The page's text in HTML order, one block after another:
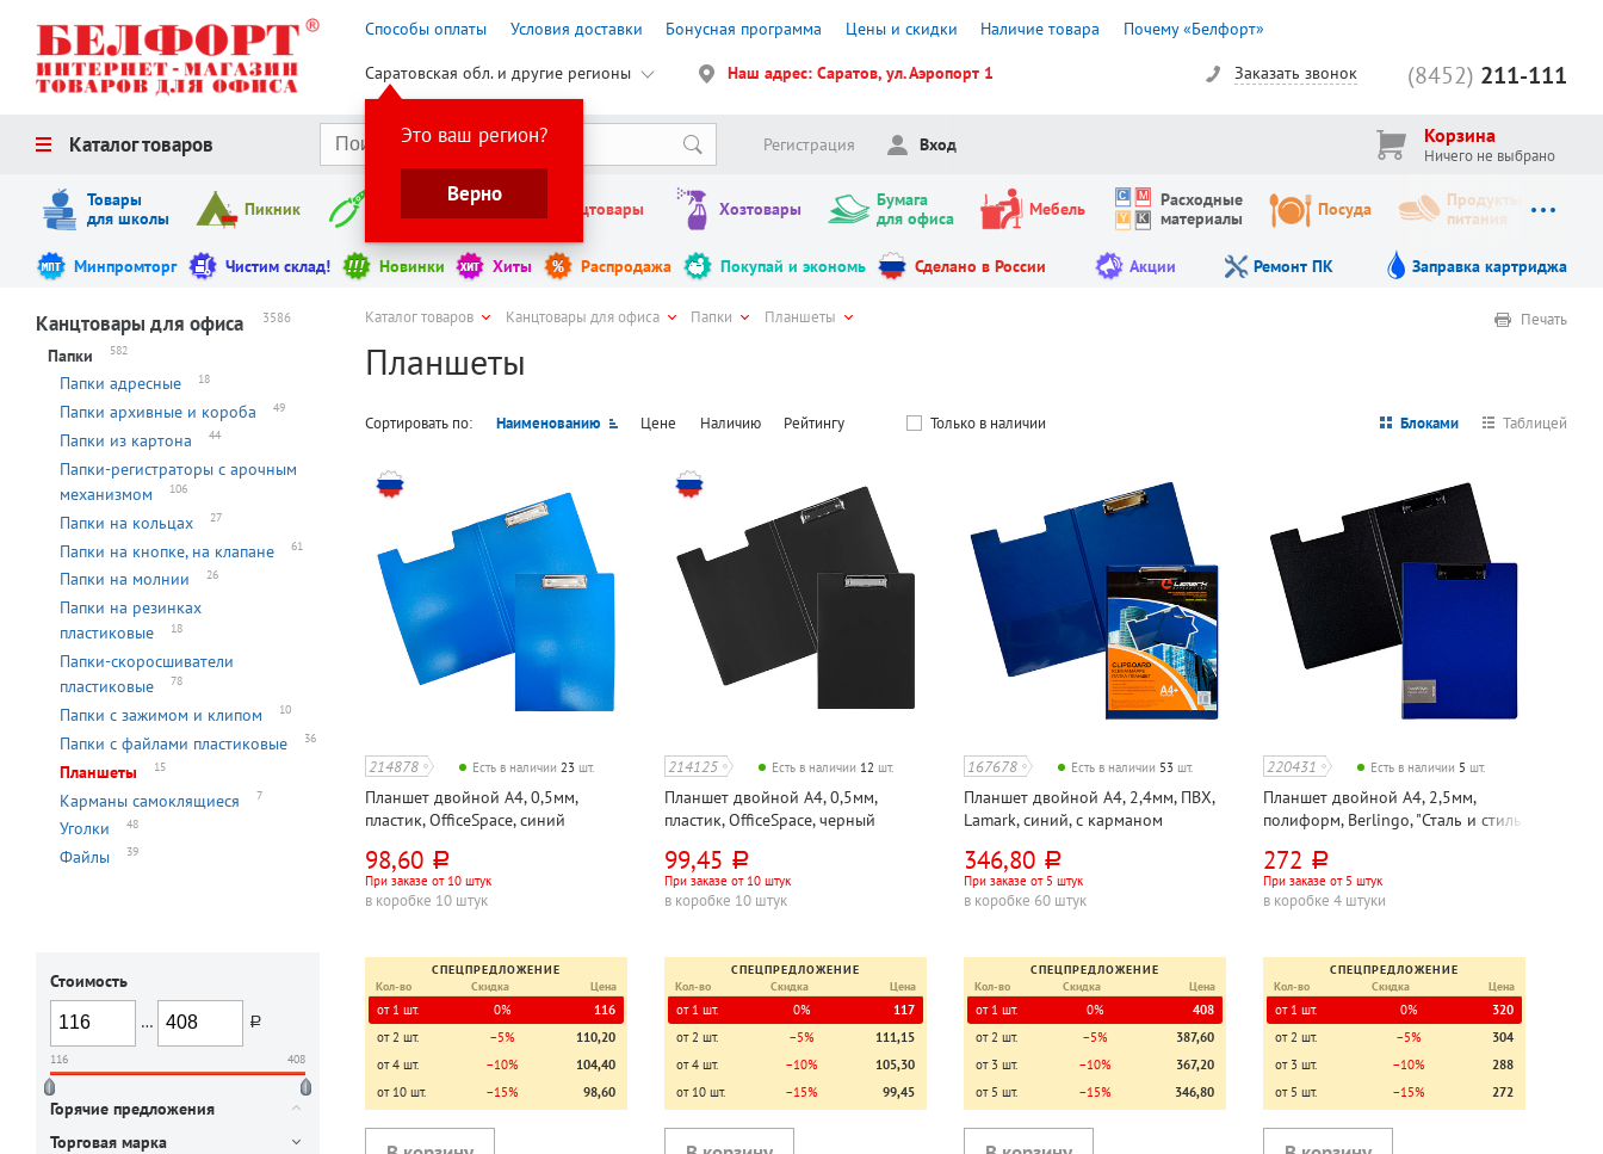
Способы оплаты Условия доставки Бонусная программа Цены и скидки Наличие товара Почему «Белфорт»
Саратовская обл. и другие регионы
Это ваш регион?
Верно
Наш адрес: Саратов, ул. Аэропорт 1 (8452) 211-111
Заказать звонок
Каталог товаров Регистрация Вход Корзина
Ничего не выбрано
Товары
для школы
Пикник Инструменты Канцтовары Хозтовары
Бумага
для офиса
Мебель
Расходные
материалы
Посуда
Продукты
питания
Минпромторг Чистим склад! Новинки Хиты Распродажа Покупай и экономь Сделано в России Акции Ремонт ПК Заправка картриджа
Канцтовары для офиса 3586
Папки 582
Папки адресные 18
Папки архивные и короба 49
Папки из картона 44
Папки-регистраторы с арочным
механизмом
106
Папки на кольцах 27
Папки на кнопке, на клапане 61
Папки на молнии 26
Папки на резинках
пластиковые
18
Папки-скоросшиватели
пластиковые
78
Папки с зажимом и клипом 10
Папки с файлами пластиковые 36
Планшеты 15
Карманы самоклящиеся 7
Уголки 48
Файлы 39
Стоимость
…
руб.
116 408
Горячие предложения
Торговая марка
Каталог товаров Канцтовары для офиса Папки Планшеты
Планшеты
Печать
Сортировать по: Наименованию Цене Наличию Рейтингу Только в наличии Блоками Таблицей
214878 Есть в наличии23 шт.
Планшет двойной А4, 0,5мм,
пластик, OfficeSpace, синий
98,60 руб.
При заказе от 10 штук
в коробке 10 штук
СПЕЦПРЕДЛОЖЕНИЕ
Кол-во
Скидка Цена
от 1 шт. 0%
116
от 2 шт.
−5%
110,20
от 4 шт.
−10%
104,40
от 10 шт.
−15% 98,60
214125 Есть в наличии 12 шт.
Планшет двойной А4, 0,5мм,
пластик, OfficeSpace, черный
99,45 руб.
При заказе от 10 штук
в коробке 10 штук
СПЕЦПРЕДЛОЖЕНИЕ
Кол-во
Скидка Цена
от 1 шт. 0%
117
от 2 шт.
−5%
111,15
от 4 шт.
−10%
105,30
от 10 шт.
−15% 99,45
167678 Есть в наличии 53 шт.
Планшет двойной А4, 2,4мм, ПВХ,
Lamark, синий, с карманом
346,80 руб.
При заказе от 5 штук
в коробке 60 штук
СПЕЦПРЕДЛОЖЕНИЕ
Кол-во
Скидка Цена
от 1 шт. 0%
408
от 2 шт.
−5%
387,60
от 3 шт.
−10%
367,20
от 5 шт.
−15% 346,80
220431 Есть в наличии 5 шт.
Планшет двойной А4, 2,5мм,
полиформ, Berlingo, "Сталь и стиль
272 руб.
При заказе от 5 штук
в коробке 4 штуки
СПЕЦПРЕДЛОЖЕНИЕ
Кол-во
Скидка Цена
от 1 шт. 0%
320
от 2 шт.
−5%
304
от 3 шт.
−10%
288
от 5 шт.
−15% 272